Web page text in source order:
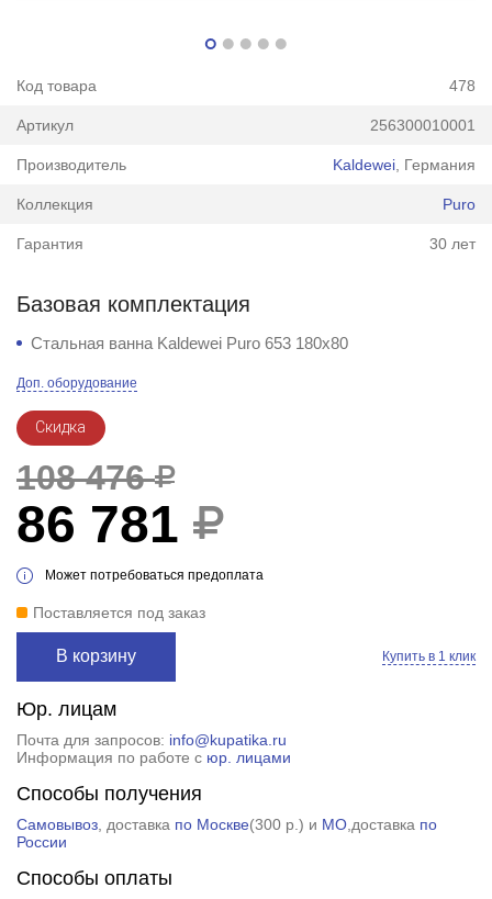
Код товара 478
Артикул 256300010001
Производитель Kaldewei , Германия
Коллекция Puro
Гарантия 30 лет
Базовая комплектация
Стальная ванна Kaldewei Puro 653 180x80
Доп. оборудование
Скидка
108 476
86 781
Может потребоваться предоплата
Поставляется под заказ
В корзину Купить в 1 клик
Юр. лицам
Почта для запросов: info@kupatika.ru
Информация по работе с юр. лицами
Способы получения
Самовывоз, доставка по Москве(300 р. ) и МО,доставка по
России
Способы оплаты